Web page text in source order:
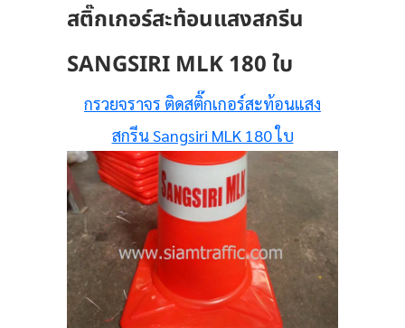
สติ๊กเกอร์สะท้อนแสงสกรีน
SANGSIRI MLK 180 ใบ
กรวยจราจร ติดสติ๊กเกอร์สะท้อนแสง
สกรีน Sangsiri MLK 180 ใบ